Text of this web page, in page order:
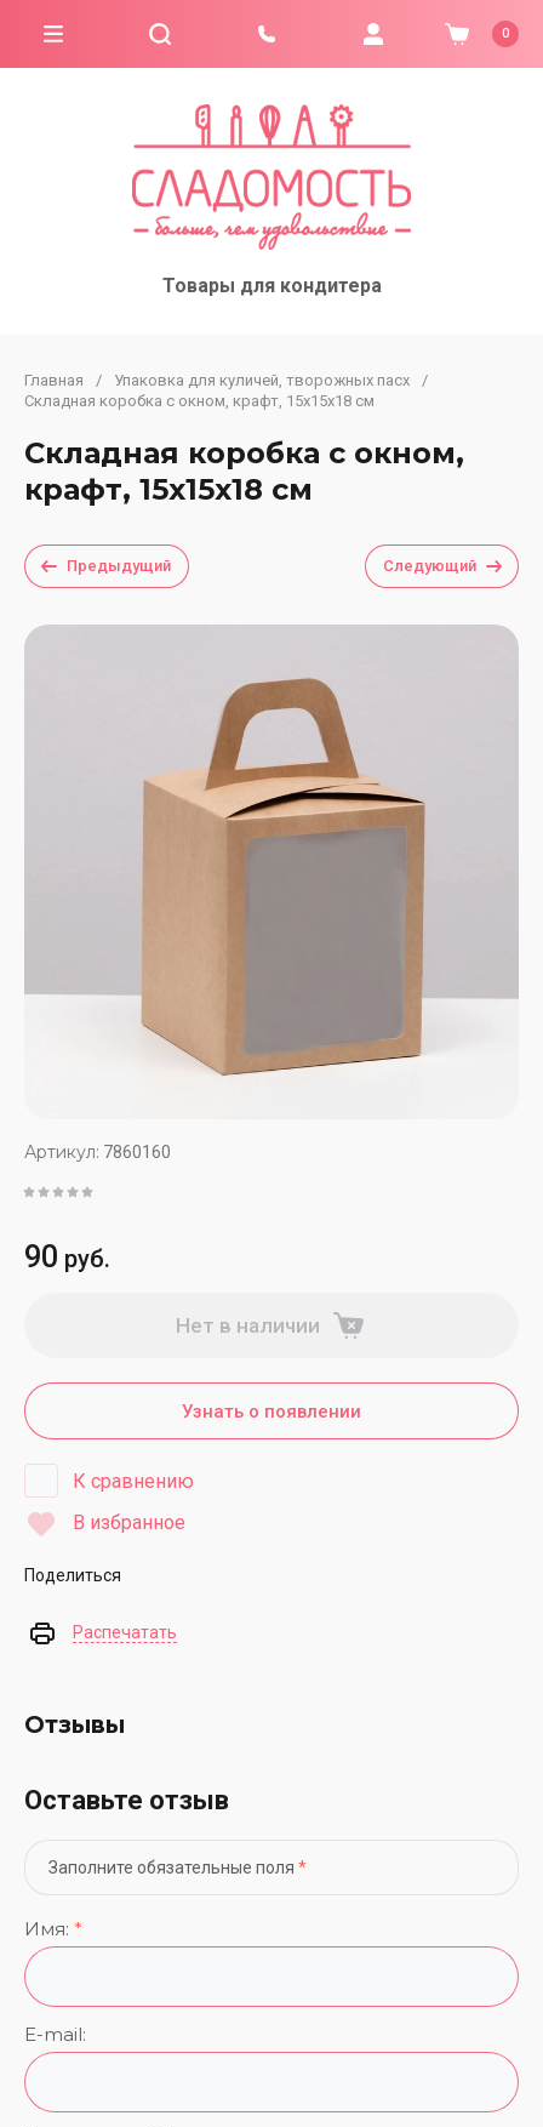
Товары для кондитера
0
Главная / Упаковка для куличей, творожных пасх
/
Складная коробка с окном, крафт, 15х15х18 см
Складная коробка с окном,
крафт, 15х15х18 см
Предыдущий Следующий
Артикул: 7860160
90 руб.
Нет в наличии
Узнать о появлении
К сравнению
В избранное
Поделиться
Распечатать
Отзывы
Оставьте отзыв
Заполните обязательные поля *
Имя: *
E-mail: